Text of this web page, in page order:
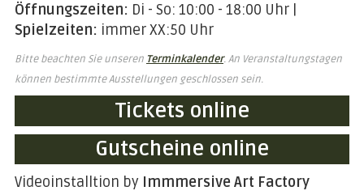
Öffnungszeiten: Di - So: 10:00 - 18:00 Uhr |
Spielzeiten: immer XX:50 Uhr
Bitte beachten Sie unseren Terminkalender. An Veranstaltungstagen
können bestimmte Ausstellungen geschlossen sein.
Tickets online
Gutscheine online
Videoinstalltion by Immmersive Art Factory